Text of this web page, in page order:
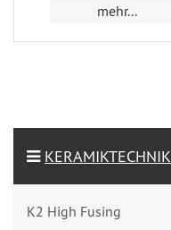
mehr...
KERAMIKTECHNIK
K2 High Fusing